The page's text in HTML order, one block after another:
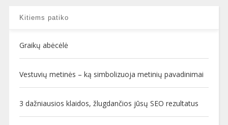
Kitiems patiko
Graikų abėcėlė
Vestuvių metinės – ką simbolizuoja metinių pavadinimai
3 dažniausios klaidos, žlugdančios jūsų SEO rezultatus